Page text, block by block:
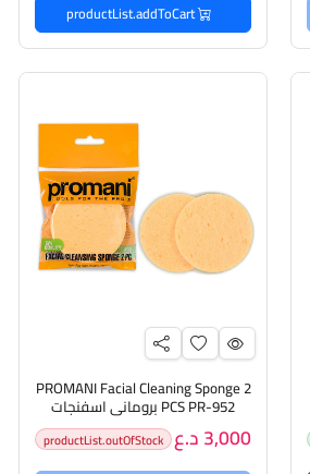
productList.addToCart
PROMANI Facial Cleaning Sponge 2
PCS PR-952 بروماني اسفنجات
تنظيف الوجه 3,000 د.ع productList.outOfStock